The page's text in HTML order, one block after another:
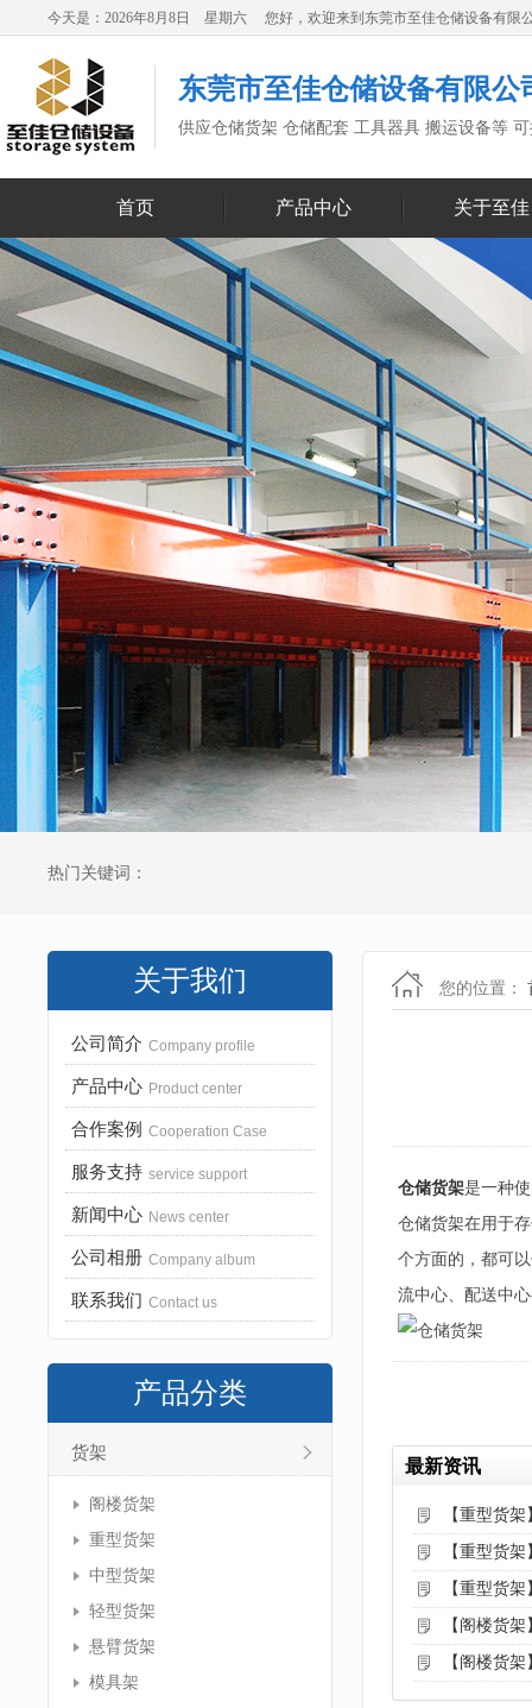
今天是：2026年8月8日 星期六 您好，欢迎来到东莞市至佳仓储设备有限
东莞市至佳仓储设备有限公
供应仓储货架 仓储配套 工具器具 搬运设备等
首页 产品中心 关于至佳
热门关键词：
关于我们
公司简介 Company profile
产品中心 Product center
合作案例 Cooperation Case
服务支持 service support
新闻中心 News center
公司相册 Company album
联系我们 Contact us
产品分类
货架
阁楼货架
重型货架
中型货架
轻型货架
悬臂货架
模具架
您的位置：
仓储货架是一种
仓储货架在用于
个方面的，都可
流中心、配送中
最新资讯
【重型货
【重型货
【重型货
【阁楼货
【阁楼货